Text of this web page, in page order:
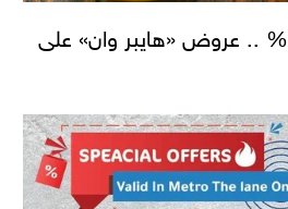
بتخفيضات حتى 24% .. عروض «هايبر وان» على